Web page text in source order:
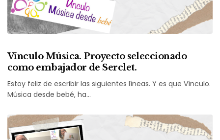
Vínculo Música. Proyecto seleccionado
como embajador de Serclet.
Estoy feliz de escribir las siguientes líneas. Y es que Vínculo.
Música desde bebé, ha…